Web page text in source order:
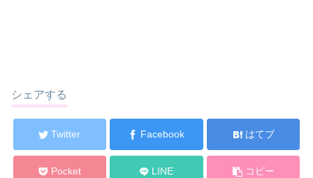
シェアする
Twitter Facebook はてブ
Pocket LINE コピー